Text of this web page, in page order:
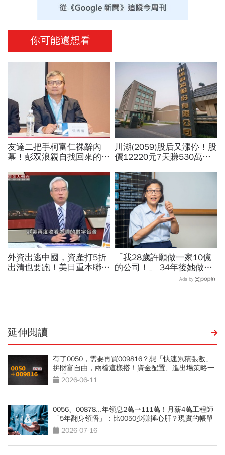
你可能還想看
友達二把手柯富仁裸辭內
幕！彭双浪親自找回來的接
「落後群創」成最後稻草？
川湖(2059)股后又漲停！股
價12220元7天賺530萬…
招教買高價股：照賺30%
外資出逃中國，資產打5折
出清也要跑！美日重本聯手
「我28歲許願做一家10億
的公司！」 34年後她做到
800億 徐秀蘭怎辦到的？
Ads by
延伸閱讀
有了0050，需要再買009816？想「快速累積張數」
拚財富自由，兩檔這樣搭！資金配置、進出場策略一
次看2026-06-11
0056、00878...年領息2萬→111萬！月薪4萬工程師
「5年翻身領悟」：比0050少賺捶心肝？現實的帳單
更逼人
2026-07-16